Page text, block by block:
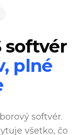
softvér
plné
softvér.
všetko, čo